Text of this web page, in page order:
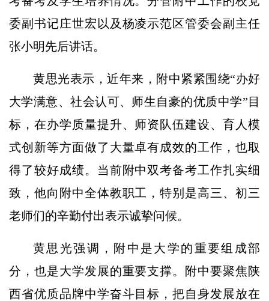
委副书记庄世宏以及杨凌示范区管委会副主任
张小明先后讲话。
黄思光表示，近年来，附中紧紧围绕“办好
大学满意、社会认可、师生自豪的优质中学”目
标，在办学质量提升、师资队伍建设、育人模
式创新等方面做了大量卓有成效的工作，也取
得了较好成绩。当前附中双考备考工作扎实细
致，他向附中全体教职工，特别是高三、初三
老师们的辛勤付出表示诚挚问候。
黄思光强调，附中是大学的重要组成部
分，也是大学发展的重要支撑。附中要聚焦陕
西省优质品牌中学奋斗目标，把自身发展放在